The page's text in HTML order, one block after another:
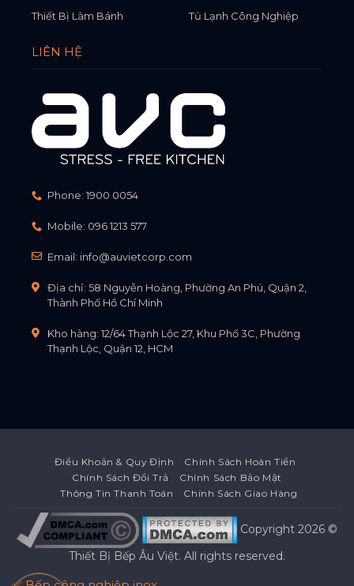
Thiết Bị Làm Bánh
Tủ Lạnh Công Nghiệp
LIÊN HỆ
Phone: 1900 0054
Mobile: 096 1213 577
Email: info@auvietcorp.com
Địa chỉ: 58 Nguyễn Hoàng, Phường An Phú, Quận 2,
Thành Phố Hồ Chí Minh
Kho hàng: 12/64 Thạnh Lộc 27, Khu Phố 3C, Phường
Thạnh Lộc, Quận 12, HCM
Điều Khoản & Quy Định
Chính Sách Hoàn Tiền
Chính Sách Đổi Trả
Chính Sách Bảo Mật
Thông Tin Thanh Toán
Chính Sách Giao Hàng
Copyright 2026 ©
Thiết Bị Bếp Âu Việt. All rights reserved.